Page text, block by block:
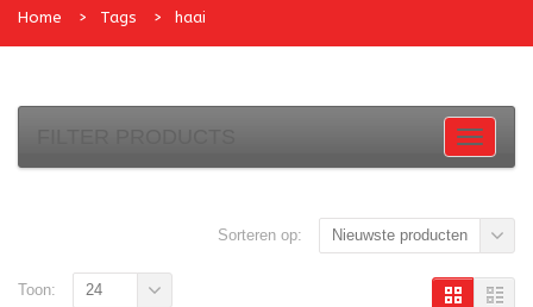
Home Tags haai
Sorteren op: Nieuwste producten
Toon: 24